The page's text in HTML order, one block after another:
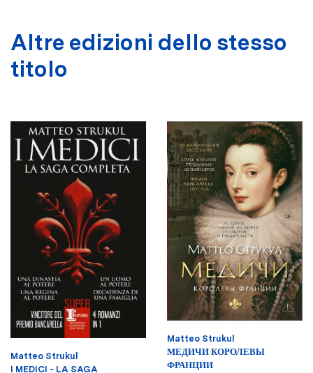
Altre edizioni dello stesso
titolo
Matteo Strukul
I MEDICI - LA SAGA
Matteo Strukul
МЕДИЧИ КОРОЛЕВЫ
ФРАНЦИИ